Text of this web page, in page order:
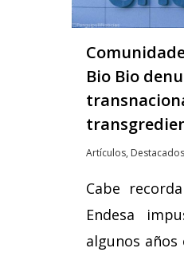
Bio Bio
Artículos, Destacados
Cabe
Endesa
algunos años